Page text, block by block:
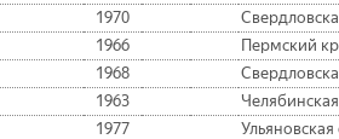
1970
1966 Пермский
1968
1963
1977 Ульяновская